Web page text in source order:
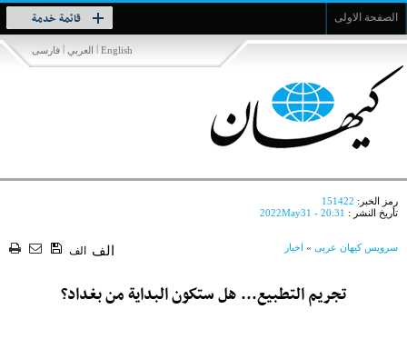
الصفحة الاولى قائمة خدمة
Toggle
navigation
فارسی | العربي | English
رمز الخبر: 151422
تأريخ النشر : 2022May31 - 20:31
سرویس کیهان عربی » اخبار الف الف
تجريم التطبيع... هل ستكون البداية من بغداد؟